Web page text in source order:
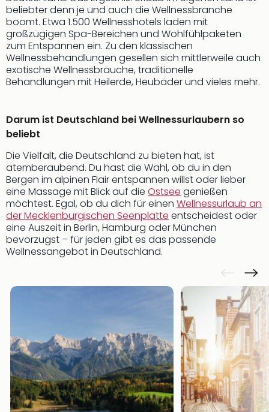
beliebter denn je und auch die Wellnessbranche
boomt. Etwa 1.500 Wellnesshotels laden mit
großzügigen Spa-Bereichen und Wohlfühlpaketen
zum Entspannen ein. Zu den klassischen
Wellnessbehandlungen gesellen sich mittlerweile auch
exotische Wellnessbräuche, traditionelle
Behandlungen mit Heilerde, Heubäder und vieles mehr.
Darum ist Deutschland bei Wellnessurlaubern so
beliebt
Die Vielfalt, die Deutschland zu bieten hat, ist
atemberaubend. Du hast die Wahl, ob du in den
Bergen im alpinen Flair entspannen willst oder lieber
eine Massage mit Blick auf die Ostsee genießen
möchtest. Egal, ob du dich für einen Wellnessurlaub an
der Mecklenburgischen Seenplatte entscheidest oder
eine Auszeit in Berlin, Hamburg oder München
bevorzugst – für jeden gibt es das passende
Wellnessangebot in Deutschland.